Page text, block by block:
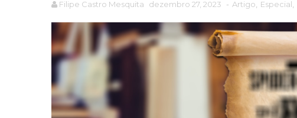
Filipe Castro Mesquita dezembro 27, 2023 - Artigo Especial